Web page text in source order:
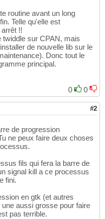
routine avant un long
Telle qu'elle est
!!
twiddle sur CPAN, mais
de nouvelle lib sur le
Donc tout le
principal.
0
0
#2
de progression
ne peux faire deux choses
fils qui fera la barre de
signal kill a ce processus
fini.
en gtk (et autres
aussi grosse pour faire
pas terrible.